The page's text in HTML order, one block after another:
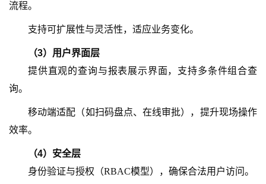
流程。
支持可扩展性与灵活性，适应业务变化。
（3） 用户界面层
提供直观的查询与报表展示界面，支持多条件组合查
询。
移动端适配（如扫码盘点、在线审批），提升现场操作
效率。
（4） 安全层
身份验证与授权（RBAC模型），确保合法用户访问。